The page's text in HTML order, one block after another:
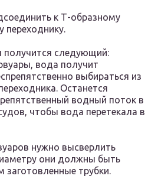
к Т-образному
переходнику.
получится следующий:
вода получит
выбираться из
Останется
водный поток в
чтобы вода перетекала в
нужно высверлить
они должны быть
заготовленные трубки.